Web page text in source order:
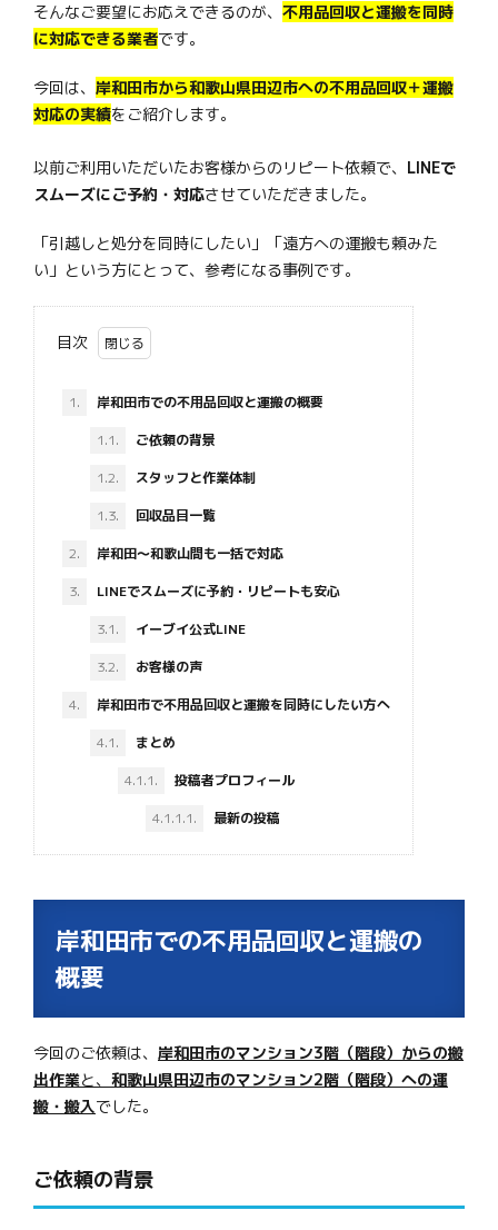
そんなご要望にお応えできるのが、 不用品回収と運搬を同時
に対応できる業者です。
今回は、 岸和田市から和歌山県田辺市への不用品回収＋運搬
対応の実績をご紹介します。
以前ご利用いただいたお客様からのリピート依頼で、 LINEで
スムーズにご予約・対応させていただきました。
「引越しと処分を同時にしたい」「遠方への運搬も頼みた
い」という方にとって、参考になる事例です。
目次
1.
岸和田市での不用品回収と運搬の概要
1.1.
ご依頼の背景
1.2.
スタッフと作業体制
1.3.
回収品目一覧
2.
岸和田〜和歌山間も一括で対応
3.
LINEでスムーズに予約・リピートも安心
3.1.
イーブイ公式LINE
3.2.
お客様の声
4.
岸和田市で不用品回収と運搬を同時にしたい方へ
4.1.
まとめ
4.1.1.
投稿者プロフィール
4.1.1.1.
最新の投稿
岸和田市での不用品回収と運搬の
概要
今回のご依頼は、 岸和田市のマンション3階（階段）からの搬
出作業と、 和歌山県田辺市のマンション2階（階段）への運
搬・搬入でした。
ご依頼の背景